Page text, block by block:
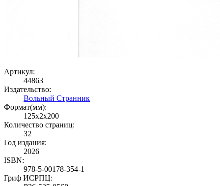
Артикул:
44863
Издательство:
Вольный Странник
Формат(мм):
125x2x200
Количество страниц:
32
Год издания:
2026
ISBN:
978-5-00178-354-1
Гриф ИСРПЦ: